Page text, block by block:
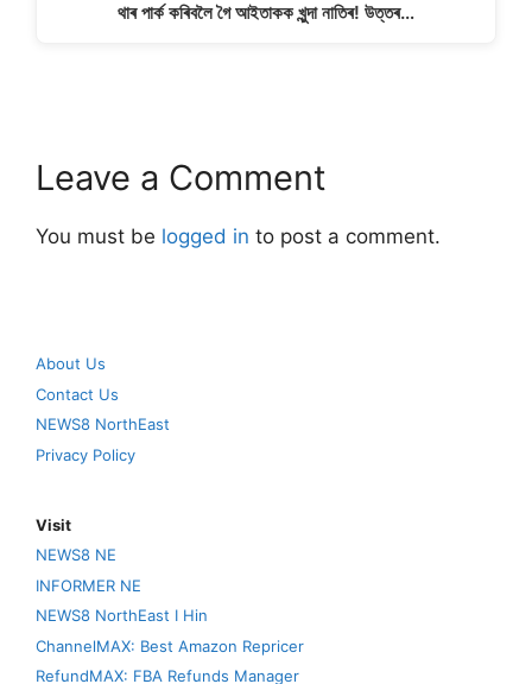
থাৰ পাৰ্ক কৰিবলৈ গৈ আইতাকক খুন্দা নাতিৰ! উত্তৰ…
Leave a Comment
You must be logged in to post a comment.
About Us
Contact Us
NEWS8 NorthEast
Privacy Policy
Visit
NEWS8 NE
INFORMER NE
NEWS8 NorthEast I Hin
ChannelMAX: Best Amazon Repricer
RefundMAX: FBA Refunds Manager